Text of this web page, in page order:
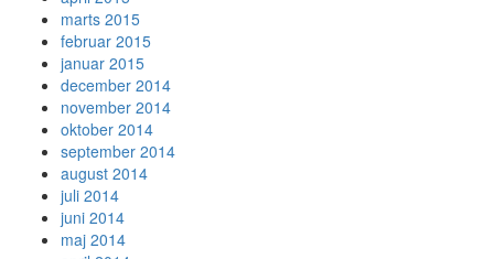
marts 2015
februar 2015
januar 2015
december 2014
november 2014
oktober 2014
september 2014
august 2014
juli 2014
juni 2014
maj 2014